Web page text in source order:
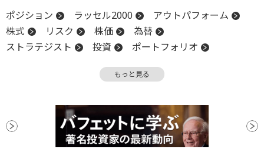
ポジション ラッセル2000
アウトパフォーム
株式
リスク 株価
為替
ストラテジスト
投資
ポートフォリオ
時価 上方修正
ベンチマーク モメンタム
株主還元
関税 小型株 CEO
時価総額
投資信託
ナスダック100
もっと見る